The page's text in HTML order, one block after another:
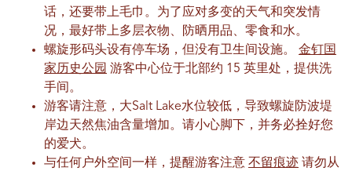
话，还要带上毛巾。为了应对多变的天气和突发情
况，最好带上多层衣物、防晒用品、零食和水。
螺旋形码头设有停车场，但没有卫生间设施。 金钉国
家历史公园 游客中心位于北部约 15 英里处，提供洗
手间。
游客请注意，大Salt Lake水位较低，导致螺旋防波堤
岸边天然焦油含量增加。请小心脚下，并务必拴好您
的爱犬。
与任何户外空间一样，提醒游客注意 不留痕迹 请勿从